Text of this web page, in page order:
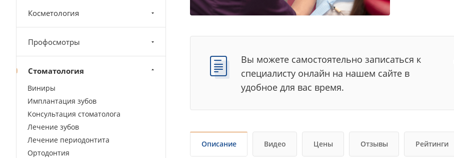
Вы можете самостоятельно записаться к
специалисту онлайн на нашем сайте в
удобное для вас время.
Описание Видео Цены Отзывы Рейтинги
Косметология
Профосмотры
Стоматология
Виниры
Имплантация зубов
Консультация стоматолога
Лечение зубов
Лечение периодонтита
Ортодонтия